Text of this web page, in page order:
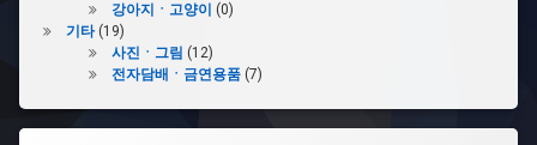
강아지ㆍ고양이
(0)
기타(19)
사진ㆍ그림 (12)
전자담배ㆍ금연용품(7)